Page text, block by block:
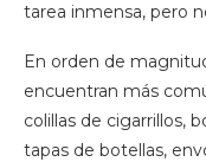
tarea inmensa, pero
En orden de
encuentran más
colillas de cigarrillos,
tapas de botellas,